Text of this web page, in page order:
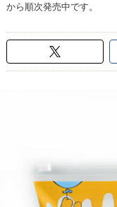
から順次発売中です。